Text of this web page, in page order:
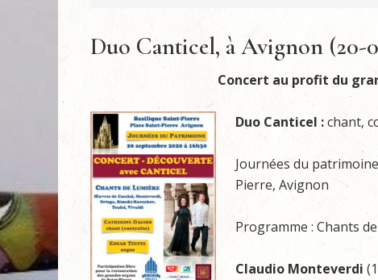
Duo Canticel, à Avignon (20-
Concert au profit du
Duo Canticel :chant,
Journées du
Pierre, Avignon
Programme : Chants
Claudio Monteverdi